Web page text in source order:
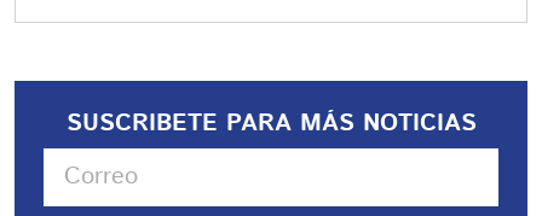
SUSCRIBETE PARA MÁS NOTICIAS